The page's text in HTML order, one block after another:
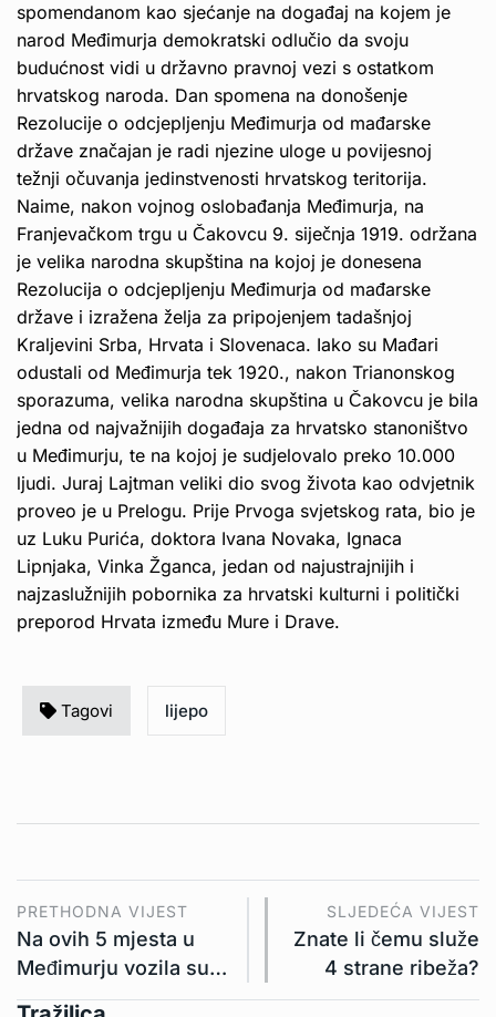
spomendanom kao sjećanje na događaj na kojem je
narod Međimurja demokratski odlučio da svoju
budućnost vidi u državno pravnoj vezi s ostatkom
hrvatskog naroda. Dan spomena na donošenje
Rezolucije o odcjepljenju Međimurja od mađarske
države značajan je radi njezine uloge u povijesnoj
težnji očuvanja jedinstvenosti hrvatskog teritorija.
Naime, nakon vojnog oslobađanja Međimurja, na
Franjevačkom trgu u Čakovcu 9. siječnja 1919. održana
je velika narodna skupština na kojoj je donesena
Rezolucija o odcjepljenju Međimurja od mađarske
države i izražena želja za pripojenjem tadašnjoj
Kraljevini Srba, Hrvata i Slovenaca. Iako su Mađari
odustali od Međimurja tek 1920., nakon Trianonskog
sporazuma, velika narodna skupština u Čakovcu je bila
jedna od najvažnijih događaja za hrvatsko stanoništvo
u Međimurju, te na kojoj je sudjelovalo preko 10.000
ljudi. Juraj Lajtman veliki dio svog života kao odvjetnik
proveo je u Prelogu. Prije Prvoga svjetskog rata, bio je
uz Luku Purića, doktora Ivana Novaka, Ignaca
Lipnjaka, Vinka Žganca, jedan od najustrajnijih i
najzaslužnijih pobornika za hrvatski kulturni i politički
preporod Hrvata između Mure i Drave.
Tagovi lijepo
PRETHODNA VIJEST
Na ovih 5 mjesta u
Međimurju vozila su…
SLJEDEĆA VIJEST
Znate li čemu služe
4 strane ribeža?